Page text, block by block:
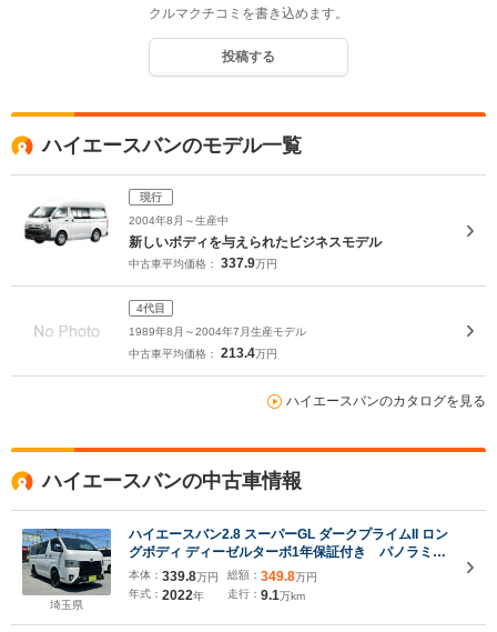
クルマクチコミを書き込めます。
投稿する
ハイエースバンのモデル一覧
現行
2004年8月～生産中
新しいボディを与えられたビジネスモデル
中古車平均価格： 337.9万円
4代目
1989年8月～2004年7月生産モデル
中古車平均価格： 213.4万円
ハイエースバンのカタログを見る
ハイエースバンの中古車情報
埼玉県
ハイエースバン2.8 スーパーGL ダークプライムII ロン
グボディ ディーゼルターボ1年保証付き パノラミッ
クビューモニター 禁煙車 両側電動スライドドア
TSS ESSEX16インチAW JAOSマッドフラップ
ナビTV ETC Bカメラ Bluetooth接続 デジタル
インナーミラー
本体： 339.8万円
年式： 2022年
総額： 349.8万円
走行： 9.1万km